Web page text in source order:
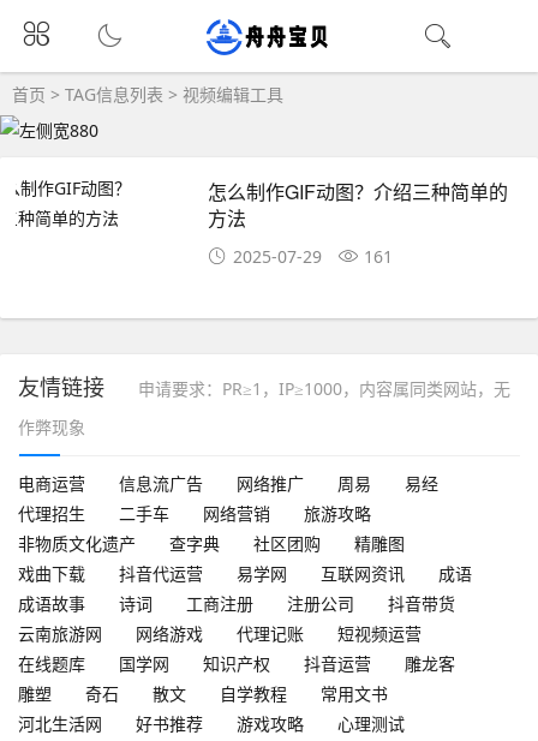
首页 > TAG信息列表 > 视频编辑工具
怎么制作GIF动图？介绍三种简单的
方法
2025-07-29 161
友情链接
申请要求：PR≥1，IP≥1000，内容属同类网站，无
作弊现象
电商运营 信息流广告 网络推广 周易
易经
代理招生
二手车 网络营销
旅游攻略
非物质文化遗产
查字典 社区团购
精雕图
戏曲下载
抖音代运营 易学网 互联网资讯
成语
成语故事
诗词 工商注册 注册公司
抖音带货
云南旅游网
网络游戏 代理记账
短视频运营
在线题库
国学网 知识产权 抖音运营
雕龙客
雕塑
奇石 散文 自学教程
常用文书
河北生活网
好书推荐 游戏攻略
心理测试